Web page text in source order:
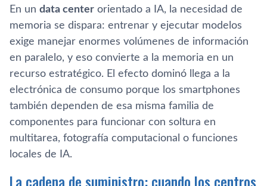
En un data center orientado a IA, la necesidad de
memoria se dispara: entrenar y ejecutar modelos
exige manejar enormes volúmenes de información
en paralelo, y eso convierte a la memoria en un
recurso estratégico. El efecto dominó llega a la
electrónica de consumo porque los smartphones
también dependen de esa misma familia de
componentes para funcionar con soltura en
multitarea, fotografía computacional o funciones
locales de IA.
La cadena de suministro: cuando los centros